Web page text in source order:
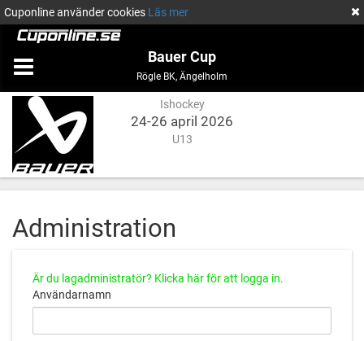
Cuponline använder cookies Läs mer
Bauer Cup
Rögle BK, Ishockey
ÄngelholmÄngelholm
Ishockey
24-26 april 2026
U13
Administration
Är du lagadministratör? Klicka här för att logga in.
Användarnamn